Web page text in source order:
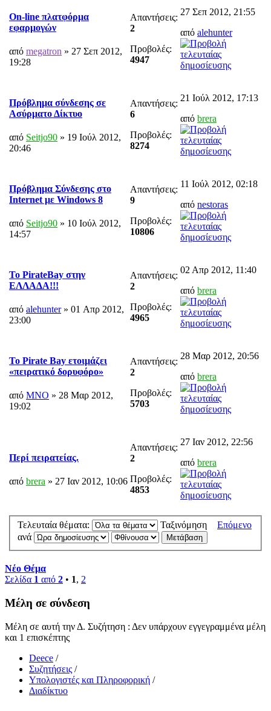
On-line πλατφόρμα
εφαρμογών
από megatron » 27 Σεπ 2012,
19:28
Απαντήσεις:
2
Προβολές:
4947
27 Σεπ 2012, 21:55
από alehunter
Πρόβλημα σύνδεσης σε
Ασύρματο Δίκτυο
από Seitjo90 » 19 Ιούλ 2012,
20:46
Απαντήσεις:
6
Προβολές:
8274
21 Ιούλ 2012, 17:13
από brera
Πρόβλημα Σύνδεσης στο
Internet με Windows 8
από Seitjo90 » 10 Ιούλ 2012,
14:57
Απαντήσεις:
9
Προβολές:
10806
11 Ιούλ 2012, 02:18
από nestoras
Το PirateBay στην
ΕΛΛΑΔΑ!!!
από alehunter» 01 Απρ 2012,
23:00
Απαντήσεις:
2
Προβολές:
4965
02 Απρ 2012, 11:40
από brera
Το Pirate Bay ετοιμάζει
«πειρατικό δορυφόρο»
από MNO » 28 Μαρ 2012,
19:02
Απαντήσεις:
2
Προβολές:
5703
28 Μαρ 2012, 20:56
από brera
Περί πειρατείας.
από brera » 27 Ιαν 2012, 10:06
Απαντήσεις:
2
Προβολές:
4853
27 Ιαν 2012, 22:56
από brera
Επόμενο
Τελευταία θέματα:
Ταξινόμηση
ανά
Νέο Θέμα
Σελίδα 1 από 2 • 1, 2
Μέλη σε σύνδεση
Μέλη σε αυτή την Δ. Συζήτηση : Δεν υπάρχουν εγγεγραμμένα μέλη
και 1 επισκέπτης
Deece /
Συζητήσεις /
Υπολογιστές και Πληροφορική /
Διαδίκτυο